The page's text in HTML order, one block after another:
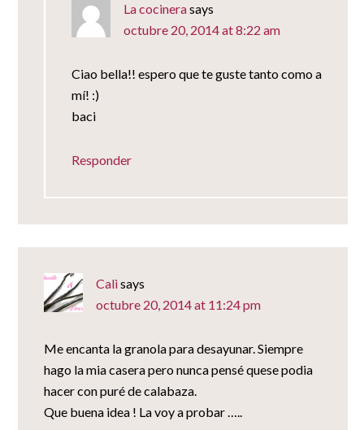
La cocinerasays
octubre 20, 2014 at 8:22 am
Ciao bella!! espero que te guste tanto como a
mí! :)
baci
Responder
Calisays
octubre 20, 2014 at 11:24 pm
Me encanta la granola para desayunar. Siempre
hago la mia casera pero nunca pensé quese podia
hacer con puré de calabaza.
Que buena idea ! La voy a probar …..